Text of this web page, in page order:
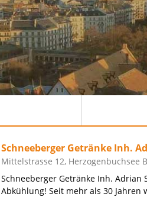
Schneeberger Getränke Inh.
Mittelstrasse 12, Herzogenbuchsee
Schneeberger Getränke Inh.
Abkühlung! Seit mehr als 30 Jahren